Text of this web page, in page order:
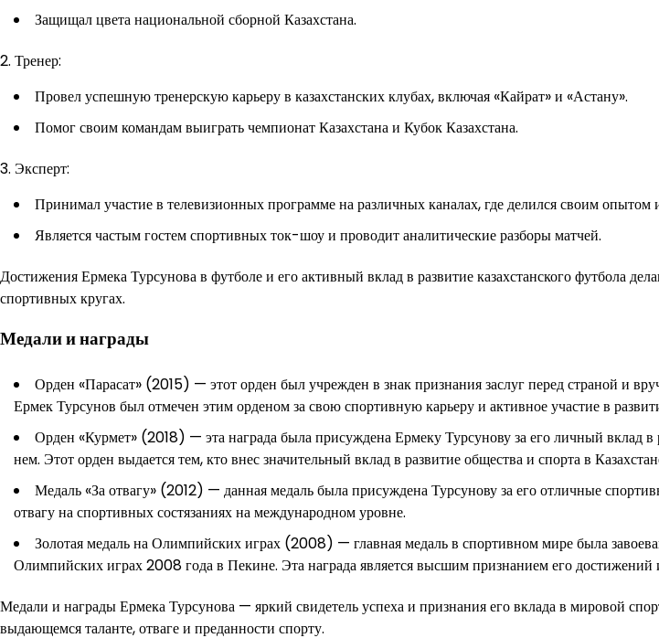
Защищал цвета национальной сборной Казахстана.
2. Тренер:
Провел успешную тренерскую карьеру в казахстанских клубах, включая «Кайрат» и «Астану».
Помог своим командам выиграть чемпионат Казахстана и Кубок Казахстана.
3. Эксперт:
Принимал участие в телевизионных программе на различных каналах, где делился своим опытом
Является частым гостем спортивных ток-шоу и проводит аналитические разборы матчей.
Достижения Ермека Турсунова в футболе и его активный вклад в развитие казахстанского футбола
спортивных кругах.
Медали и награды
Орден «Парасат» (2015) — этот орден был учрежден в знак признания заслуг перед страной и
Ермек Турсунов был отмечен этим орденом за свою спортивную карьеру и активное участие в
Орден «Курмет» (2018) — эта награда была присуждена Ермеку Турсунову за его личный вклад в
нем. Этот орден выдается тем, кто внес значительный вклад в развитие общества и спорта в
Медаль «За отвагу» (2012) — данная медаль была присуждена Турсунову за его отличные
отвагу на спортивных состязаниях на международном уровне.
Золотая медаль на Олимпийских играх (2008) — главная медаль в спортивном мире была
Олимпийских играх 2008 года в Пекине. Эта награда является высшим признанием его достижений
Медали и награды Ермека Турсунова — яркий свидетель успеха и признания его вклада в мировой
выдающемся таланте, отваге и преданности спорту.